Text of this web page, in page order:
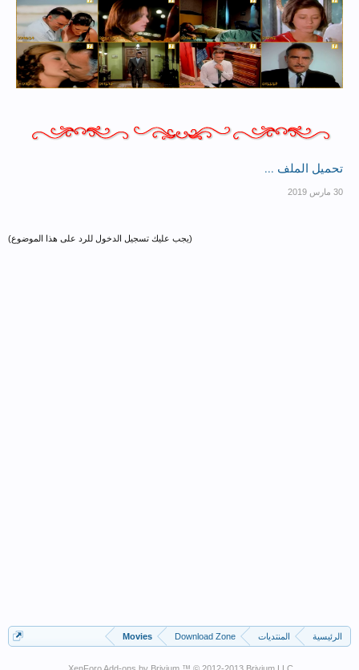
تحميل الملف ...
(يجب عليك تسجيل الدخول للرد على هذا الموضوع)
الرئيسية المنتديات Download Zone
Movies